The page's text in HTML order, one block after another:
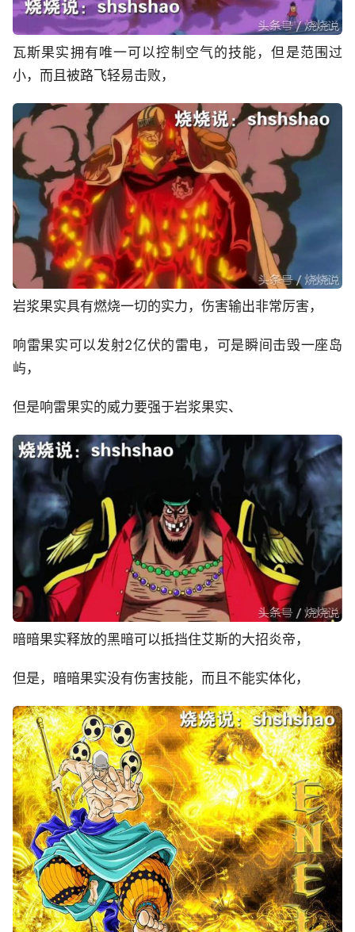
瓦斯果实拥有唯一可以控制空气的技能，但是范围过
小，而且被路飞轻易击败，
岩浆果实具有燃烧一切的实力，伤害输出非常厉害，
响雷果实可以发射2亿伏的雷电，可是瞬间击毁一座岛
屿，
但是响雷果实的威力要强于岩浆果实、
暗暗果实释放的黑暗可以抵挡住艾斯的大招炎帝，
但是，暗暗果实没有伤害技能，而且不能实体化，